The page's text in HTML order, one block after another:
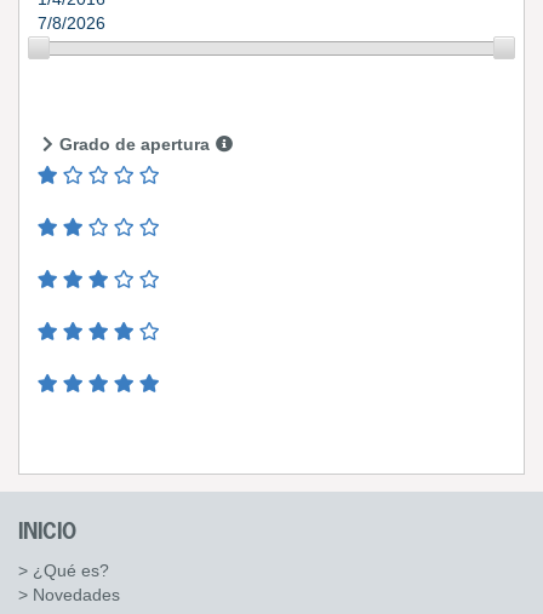
7/8/2026
Grado de apertura
INICIO
> ¿Qué es?
> Novedades